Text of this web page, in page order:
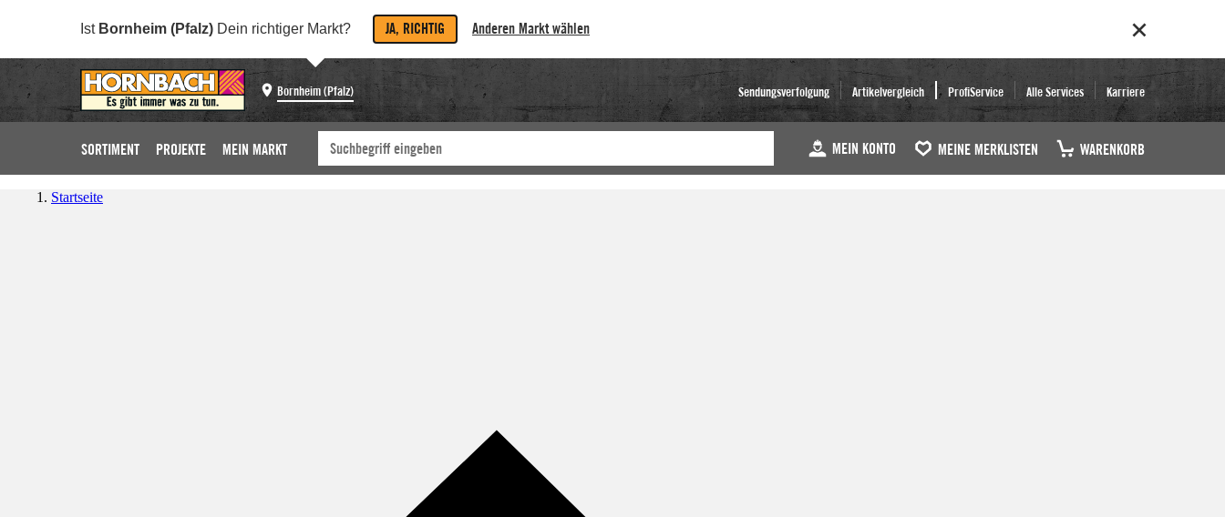
Ist Bornheim (Pfalz) Dein richtiger Markt? JA, RICHTIG Anderen Markt wählen
Bornheim (Pfalz) Sendungsverfolgung Artikelvergleich ProfiService Alle Services Karriere
SORTIMENT PROJEKTE MEIN MARKT MEIN KONTO MEINE MERKLISTEN WARENKORB
Startseite